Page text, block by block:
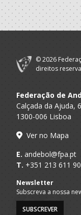
© 2026
direitos
Federação de
Calçada da Ajuda,
1300-006 Lisboa
Ver no Mapa
E. andebol@fpa.pt
T. +351 213 611
Newsletter
Subscreva a nossa
SUBSCREVER